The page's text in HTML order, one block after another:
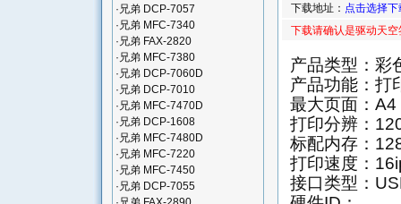
下载地址： 点击选择
下载请确认是驱动天
产品类型：彩
产品功能：打
最大页面：A4
打印分辨：
标配内存：
打印速度：
接口类型：
· 兄弟 DCP-7057
· 兄弟 MFC-7340
· 兄弟 FAX-2820
· 兄弟 MFC-7380
· 兄弟 DCP-7060D
· 兄弟 DCP-7010
· 兄弟 MFC-7470D
· 兄弟 DCP-1608
· 兄弟 MFC-7480D
· 兄弟 MFC-7220
· 兄弟 MFC-7450
· 兄弟 DCP-7055